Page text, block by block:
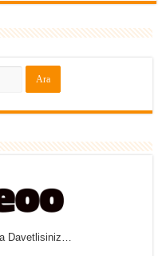
Davetlisiniz…